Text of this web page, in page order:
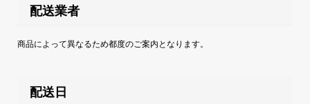
配送業者
商品によって異なるため都度のご案内となります。
配送日